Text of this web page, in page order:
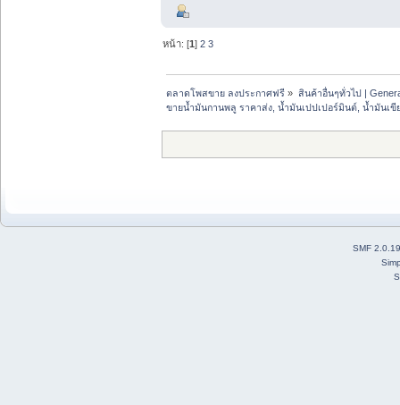
หน้า: [1]2 3
ตลาดโพสขาย ลงประกาศฟรี » สินค้าอื่นๆทั่วไป |
ขายน้ำมันกานพลู ราคาส่ง, น้ำมันเปปเปอร์มินต์, น้ำมันเขี
SMF 2.0.19